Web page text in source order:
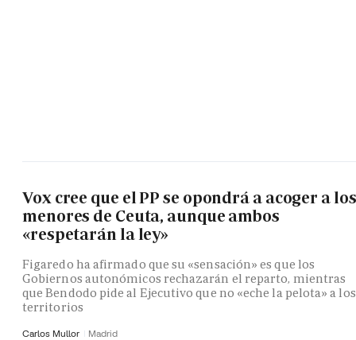
Vox cree que el PP se opondrá a acoger a los
menores de Ceuta, aunque ambos
«respetarán la ley»
Figaredo ha afirmado que su «sensación» es que los
Gobiernos autonómicos rechazarán el reparto, mientras
que Bendodo pide al Ejecutivo que no «eche la pelota» a los
territorios
Carlos Mullor Madrid